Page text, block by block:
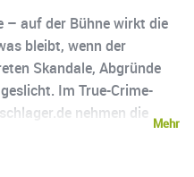
– auf der Bühne wirkt die
bleibt, wenn der
Skandale, Abgründe
Im True-Crime-
nehmen die
Mehr